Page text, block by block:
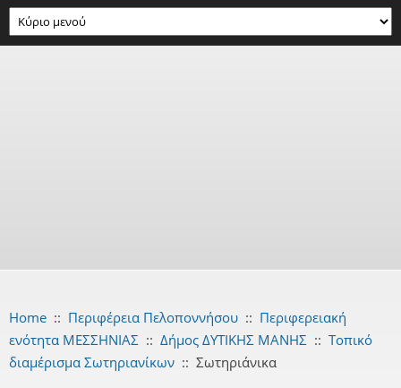
Home :: Περιφέρεια Πελοποννήσου :: Περιφερειακή
ενότητα ΜΕΣΣΗΝΙΑΣ :: Δήμος ΔΥΤΙΚΗΣ ΜΑΝΗΣ :: Τοπικό
διαμέρισμα Σωτηριανίκων :: Σωτηριάνικα